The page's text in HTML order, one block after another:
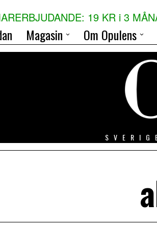
19 KR i 3
Magasin Om Opulens